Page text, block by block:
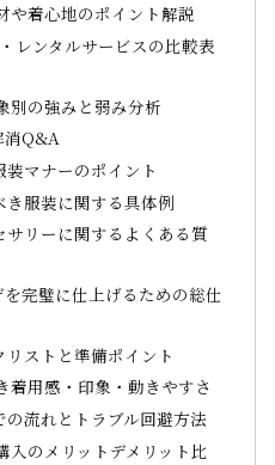
や着心地のポイント解説
レンタルサービスの比較表
別の強みと弱み分析
消Q&A
マナーのポイント
服装に関する具体例
リーに関するよくある質
完璧に仕上げるための総仕
ストと準備ポイント
着用感・印象・動きやすさ
流れとトラブル回避方法
入のメリットデメリット比